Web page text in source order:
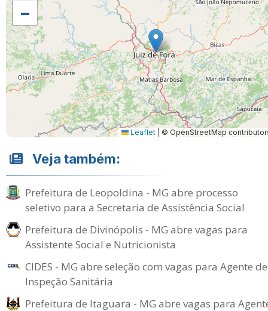
−
Leaflet © OpenStreetMap
Veja também:
Prefeitura de Leopoldina - MG abre processo
seletivo para a Secretaria de Assistência Social
Prefeitura de Divinópolis - MG abre vagas para
Assistente Social e Nutricionista
CIDES - MG abre seleção com vagas para Agente de
Inspeção Sanitária
Prefeitura de Itaguara - MG abre vagas para